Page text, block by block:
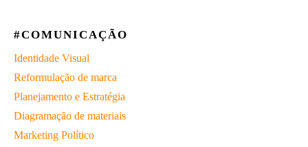
#COMUNICAÇÃO
Identidade Visual
Reformulação de marca
Planejamento e Estratégia
Diagramação de materiais
Marketing Político